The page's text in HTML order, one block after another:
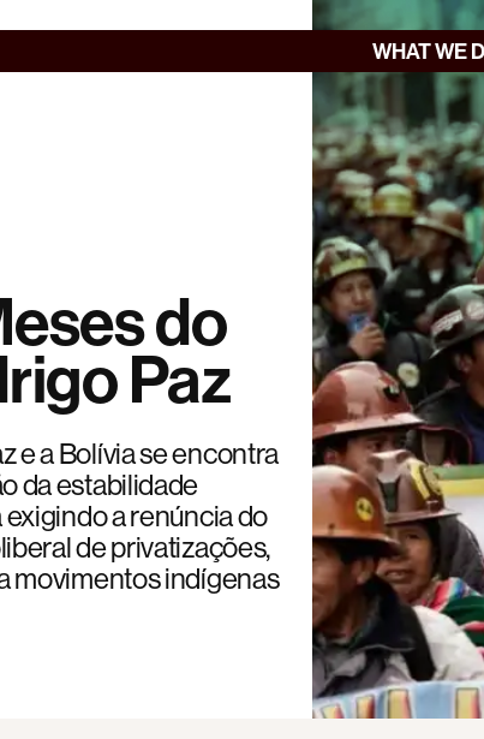
WHAT WE
do
Paz
e a Bolívia se encontra
da estabilidade
a renúncia do
de privatizações,
movimentos indígenas